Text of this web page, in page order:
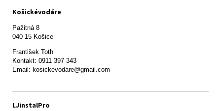
Košickévodáre
Pažitná 8
František Toth
Kontakt: 0911 397 343
Email: kosickevodare@gmail.com
LJinstalPro